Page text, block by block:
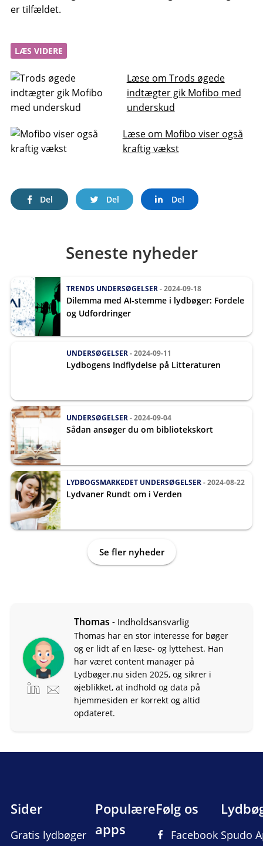
er tilfældet.
LÆS VIDERE
Læse om Trods øgede
indtægter gik Mofibo med
underskud
Læse om Mofibo viser også
kraftig vækst
Del Del Del
Seneste nyheder
TRENDS UNDERSØGELSER- 2024-09-18
Dilemma med AI-stemme i lydbøger: Fordele
og Udfordringer
UNDERSØGELSER- 2024-09-11
Lydbogens Indflydelse på Litteraturen
UNDERSØGELSER- 2024-09-04
Sådan ansøger du om bibliotekskort
LYDBOGSMARKEDET UNDERSØGELSER- 2024-08-22
Lydvaner Rundt om i Verden
Se fler nyheder
Thomas - Indholdsansvarlig
Thomas har en stor interesse for bøger
og er lidt af en læse- og lyttehest. Han
har været content manager på
Lydbøger.nu siden 2025, og sikrer i
øjeblikket, at indhold og data på
hjemmesiden er korrekt og altid
opdateret.
Sider
Gratis lydbøger
Populære
apps
Følg os
Facebook Spudo